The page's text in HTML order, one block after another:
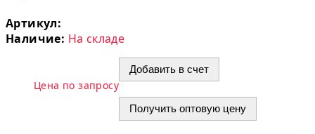
Артикул:
Наличие: На складе
Цена по запросу
Добавить в счет
Получить оптовую цену